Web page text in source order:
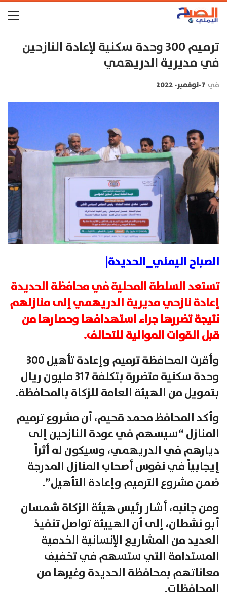
ترميم 300 وحدة سكنية لإعادة النازحين
في مديرية الدريهمي
في 7-نوفمبر- 2022
الصباح اليمني_الحديدة|
تستعد السلطة المحلية في محافظة الحديدة
إعادة نازحي مديرية الدريهمي إلى منازلهم
نتيجة تضررها جراء استهدافها وحصارها من
قبل القوات الموالية للتحالف.
وأقرت المحافظة ترميم وإعادة تأهيل 300
وحدة سكنية متضررة بتكلفة 317 مليون ريال
بتمويل من الهيئة العامة للزكاة بالمحافظة.
وأكد المحافظ محمد قحيم، أن مشروع ترميم
المنازل “سيسهم في عودة النازحين إلى
ديارهم في الدريهمي، وسيكون له أثراً
إيجابياً في نفوس أصحاب المنازل المدرجة
ضمن مشروع الترميم وإعادة التأهيل”.
ومن جانبه، أشار رئيس هيئة الزكاة شمسان
أبو نشطان، إلى أن الهييئة تواصل تنفيذ
العديد من المشاريع الإنسانية الخدمية
المستدامة التي ستسهم في تخفيف
معاناتهم بمحافظة الحديدة وغيرها من
المحافظات.